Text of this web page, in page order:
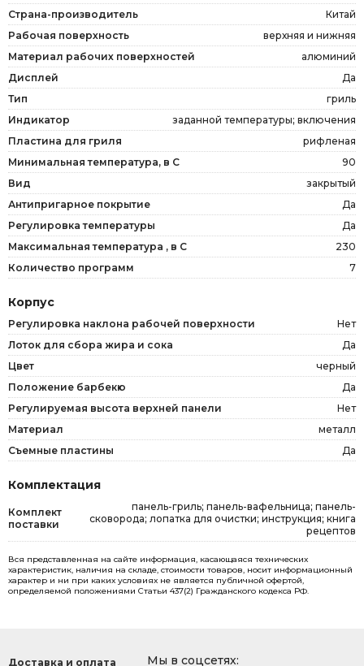
Страна-производитель
Китай
Рабочая поверхность
верхняя и нижняя
Материал рабочих поверхностей
алюминий
Дисплей
Да
Тип
гриль
Индикатор
заданной температуры; включения
Пластина для гриля
рифленая
Минимальная температура, в С
90
Вид
закрытый
Антипригарное покрытие
Да
Регулировка температуры
Да
Максимальная температура , в С
230
Количество программ
7
Корпус
Регулировка наклона рабочей поверхности
Нет
Лоток для сбора жира и сока
Да
Цвет
черный
Положение барбекю
Да
Регулируемая высота верхней панели
Нет
Материал
металл
Съемные пластины
Да
Комплектация
Комплект
поставки
панель-гриль; панель-вафельница; панель-
сковорода; лопатка для очистки; инструкция; книга
рецептов
Вся представленная на сайте информация, касающаяся технических
характеристик, наличия на складе, стоимости товаров, носит информационный
характер и ни при каких условиях не является публичной офертой,
определяемой положениями Статьи 437(2) Гражданского кодекса РФ.
Мы в соцсетях:
Доставка и оплата